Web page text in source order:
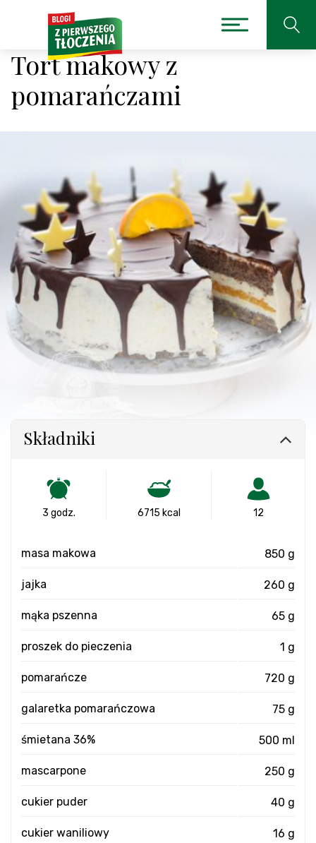
Tort makowy z
pomarańczami
Składniki
3 godz. 6715 kcal 12
masa makowa 850 g
jajka 260 g
mąka pszenna 65 g
proszek do pieczenia 1 g
pomarańcze 720 g
galaretka pomarańczowa 75 g
śmietana 36% 500 ml
mascarpone 250 g
cukier puder 40 g
cukier waniliowy 16 g